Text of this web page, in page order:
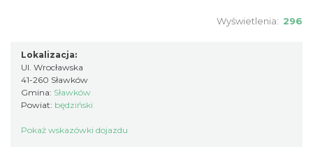
Wyświetlenia: 296
Lokalizacja:
Ul. Wrocławska
41-260 Sławków
Gmina: Sławków
Powiat: będziński
Pokaż wskazówki dojazdu